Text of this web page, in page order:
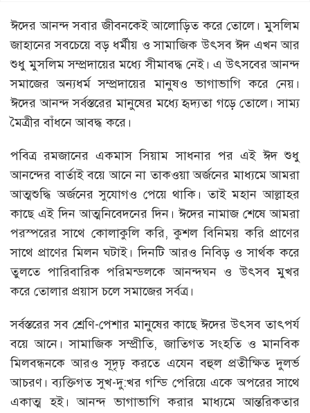
ঈদের আনন্দ সবার জীবনকেই আলোড়িত করে তোলে। মুসলিম
জাহানের সবচেয়ে বড় ধর্মীয় ও সামাজিক উৎসব ঈদ এখন আর
শুধু মুসলিম সম্প্রদায়ের মধ্যে সীমাবদ্ধ নেই। এ উৎসবের আনন্দ
সমাজের অন্যধর্ম সম্প্রদায়ের মানুষও ভাগাভাগি করে নেয়।
ঈদের আনন্দ সর্বস্তরের মানুষের মধ্যে হৃদ্যতা গড়ে তোলে। সাম্য
মৈত্রীর বাঁধনে আবদ্ধ করে।
পবিত্র রমজানের একমাস সিয়াম সাধনার পর এই ঈদ শুধু
আনন্দের বার্তাই বয়ে আনে না তাকওয়া অর্জনের মাধ্যমে আমরা
আত্মশুদ্ধি অর্জনের সুযোগও পেয়ে থাকি। তাই মহান আল্লাহর
কাছে এই দিন আত্মনিবেদনের দিন। ঈদের নামাজ শেষে আমরা
পরস্পরের সাথে কোলাকুলি করি, কুশল বিনিময় করি প্রাণের
সাথে প্রাণের মিলন ঘটাই। দিনটি আরও নিবিড় ও সার্থক করে
তুলতে পারিবারিক পরিমন্ডলকে আনন্দঘন ও উৎসব মুখর
করে তোলার প্রয়াস চলে সমাজের সর্বত্র।
সর্বস্তরের সব শ্রেণি-পেশার মানুষের কাছে ঈদের উৎসব তাৎপর্য
বয়ে আনে। সামাজিক সম্প্রীতি, জাতিগত সংহতি ও মানবিক
মিলবন্ধনকে আরও সূদৃঢ় করতে এযেন বহুল প্রতীক্ষিত দুলর্ভ
আচরণ। ব্যক্তিগত সুখ-দু:খর গন্ডি পেরিয়ে একে অপরের সাথে
একাত্ম হই। আনন্দ ভাগাভাগি করার মাধ্যমে আন্তরিকতার